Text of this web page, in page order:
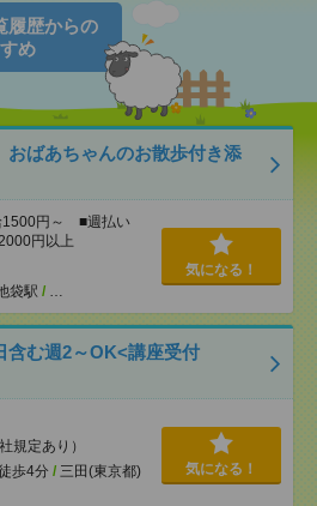
履歴からの
め
おばあちゃんのお散歩付き添
1500円～ ■週払い
円以上
袋駅 / …
気になる！
含む週2～OK<講座受付
規定あり）
歩4分 / 三田(東京都)
気になる！